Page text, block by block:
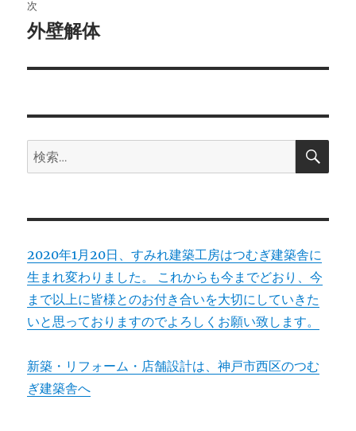
ゲ
ー
ン
次
次
投
外壁解体
検
索:
検
2020年1月20日、すみれ建築工房はつむぎ建築舎に
生まれ変わりました。 これからも今までどおり、今
まで以上に皆様とのお付き合いを大切にしていきた
いと思っておりますのでよろしくお願い致します。
新築・リフォーム・店舗設計は、神戸市西区のつむ
ぎ建築舎へ